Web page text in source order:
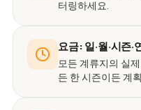
터링하세요.
요금: 일·월·시즌·
모든 계류지의 실
든 한 시즌이든 계